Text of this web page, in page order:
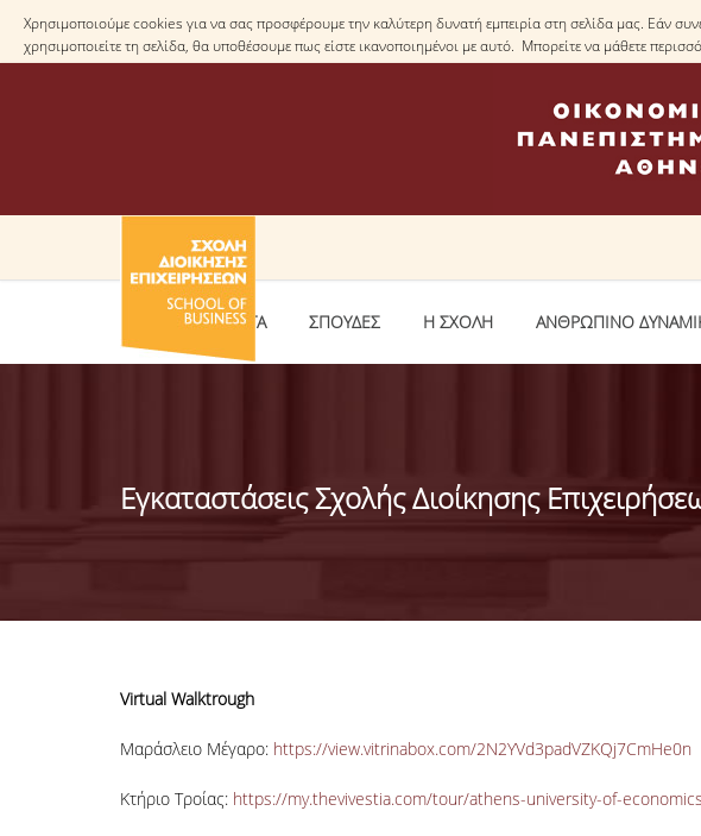
Χρησιμοποιούμε cookies για να σας προσφέρουμε την καλύτερη δυνατή εμπειρία στη σελίδα μας. Εάν
χρησιμοποιείτε τη σελίδα, θα υποθέσουμε πως είστε ικανοποιημένοι με αυτό. Μπορείτε να μάθετε
ΕΠΙΚΑΙΡΟΤΗΤΑ ΣΠΟΥΔΕΣ Η ΣΧΟΛΗ ΑΝΘΡΩΠΙΝΟ
Εγκαταστάσεις Σχολής Διοίκησης
Virtual Walktrough
Μαράσλειο Μέγαρο: https://view.vitrinabox.com/2N2YVd3padVZKQj7CmHe0n
Κτήριο Τροίας: https://my.thevivestia.com/tour/athens-university-of-